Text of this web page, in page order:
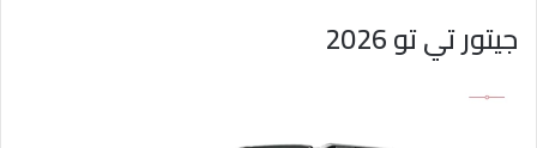
جيتور تي تو 2026